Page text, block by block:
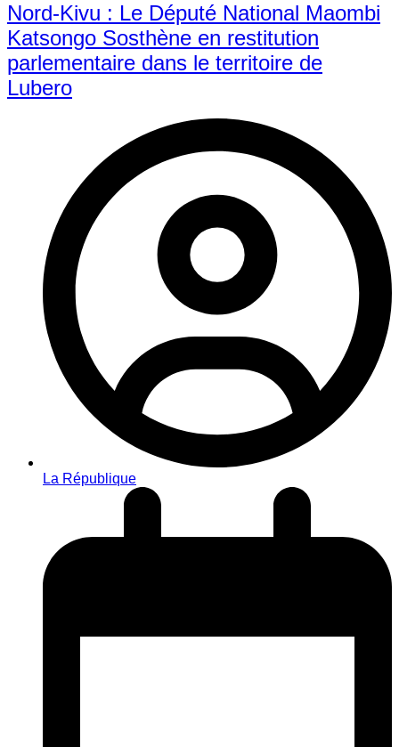
Nord-Kivu : Le Député National Maombi
Katsongo Sosthène en restitution
parlementaire dans le territoire de
Lubero
La République